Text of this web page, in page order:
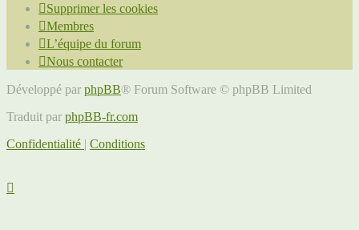
Supprimer les cookies
Membres
L’équipe du forum
Nous contacter
Développé par phpBB® Forum Software © phpBB Limited
Traduit par phpBB-fr.com
Confidentialité | Conditions